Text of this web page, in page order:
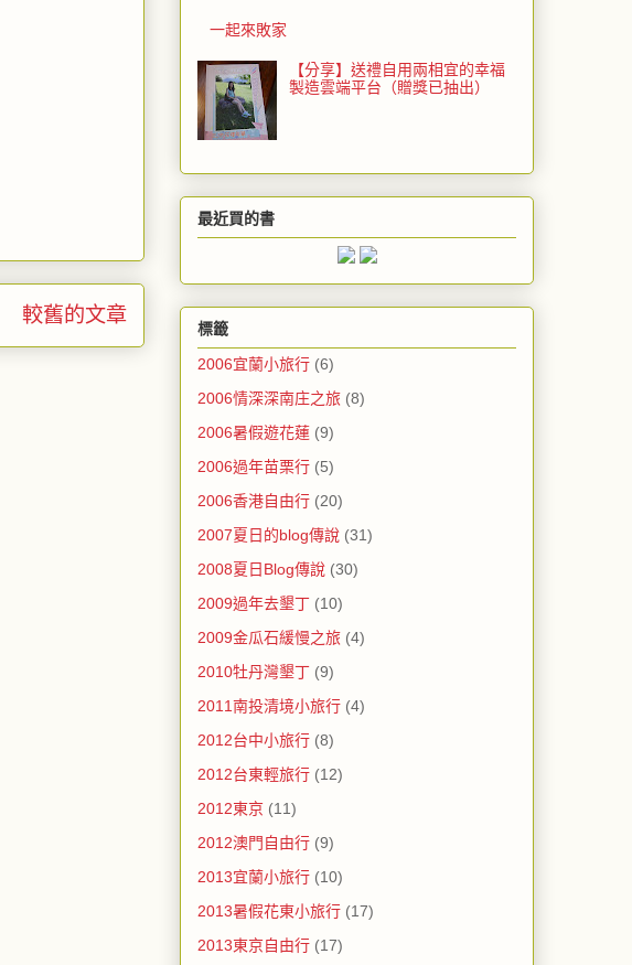
較舊的文章
一起來敗家
【分享】送禮自用兩相宜的幸福
製造雲端平台（贈獎已抽出）
最近買的書
標籤
2006宜蘭小旅行 (6)
2006情深深南庄之旅 (8)
2006暑假遊花蓮 (9)
2006過年苗栗行 (5)
2006香港自由行 (20)
2007夏日的blog傳說 (31)
2008夏日Blog傳說 (30)
2009過年去墾丁 (10)
2009金瓜石緩慢之旅 (4)
2010牡丹灣墾丁 (9)
2011南投清境小旅行 (4)
2012台中小旅行 (8)
2012台東輕旅行 (12)
2012東京 (11)
2012澳門自由行 (9)
2013宜蘭小旅行 (10)
2013暑假花東小旅行 (17)
2013東京自由行 (17)